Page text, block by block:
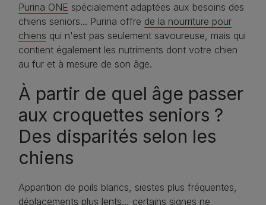
Purina ONE spécialement adaptées aux besoins des
chiens seniors... Purina offre de la nourriture pour
chiens qui n'est pas seulement savoureuse, mais qui
contient également les nutriments dont votre chien
au fur et à mesure de son âge.
À partir de quel âge passer
aux croquettes seniors ?
Des disparités selon les
chiens
Apparition de poils blancs, siestes plus fréquentes,
déplacements plus lents… certains signes ne